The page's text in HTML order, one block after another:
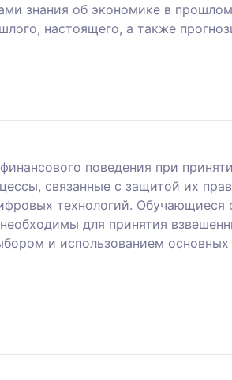
знания об экономике в
настоящего, а также
поведения при
связанные с защитой их
технологий. Обучающиеся
для принятия
и использованием